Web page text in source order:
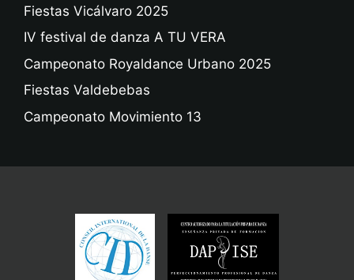
Fiestas Vicálvaro 2025
IV festival de danza A TU VERA
Campeonato Royaldance Urbano 2025
Fiestas Valdebebas
Campeonato Movimiento 13